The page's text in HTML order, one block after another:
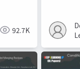
92.7K